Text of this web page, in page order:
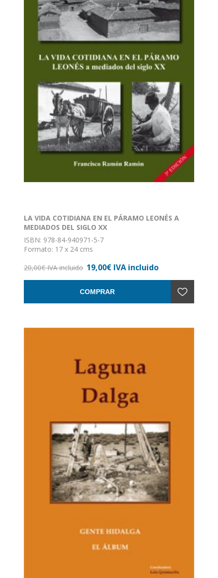
LA VIDA COTIDIANA EN EL PÁRAMO LEONÉS A
MEDIADOS DEL SIGLO XX
ISBN: 978-84-940971-5-7
Formato: 17 x 24 cms
20,00€ IVA incluido 19,00€ IVA incluido
COMPRAR